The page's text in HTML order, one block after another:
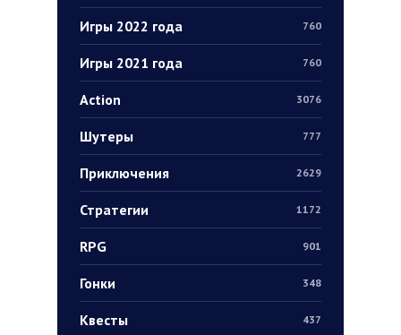
Игры 2022 года 760
Игры 2021 года 760
Action 3076
Шутеры 777
Приключения 2629
Стратегии 1172
RPG 901
Гонки 348
Квесты 437